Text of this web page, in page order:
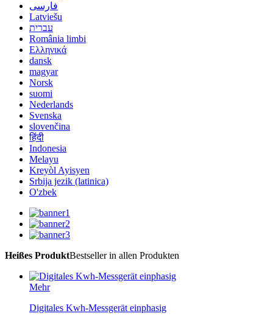
فارسی
Latviešu
עברית
România limbi
Ελληνικά
dansk
magyar
Norsk
suomi
Nederlands
Svenska
slovenčina
हिंदी
Indonesia
Melayu
Kreyòl Ayisyen
Srbija jezik (latinica)
O'zbek
Heißes ProduktBestseller in allen Produkten
Mehr
Digitales Kwh-Messgerät einphasig